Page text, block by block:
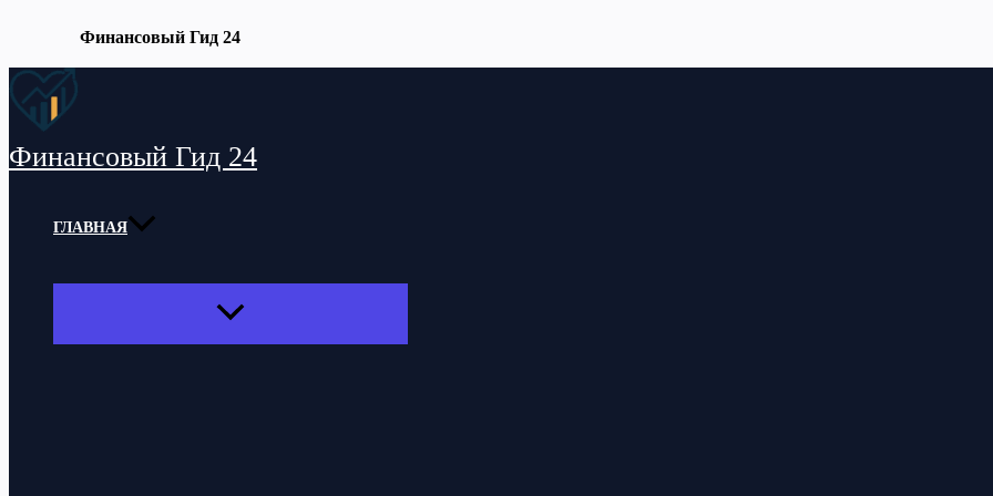
Финансовый Гид 24
Перейти
содержимому
Финансовый Гид 24
ГЛАВНАЯ
ПЕРЕКЛЮЧАТЕЛЬ